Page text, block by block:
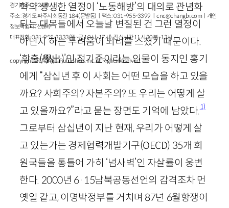
혁의 생생한 열정이 ‘노동해방’의 대의로 관념화
되는 대목들에서 오늘날 변질된 건 그런 열정이
아닌지 하는 두려움이 뇌리를 스쳤기 때문이다.
‘학출(學出)’인 정기준이라는 인물이 동지인 홍기
에게 “삼십년 후 이 사회는 어떤 모습을 하고 있을
까요? 사회주의? 자본주의? 또 우리는 어떻게 살
고 있을까요?”라고 묻는 장면도 기억에 남았다.1)
그로부터 삼십년이 지난 현재, 우리가 어떻게 살
고 있는가는 경제협력개발기구(OECD) 35개 회
원국들을 통틀어 가히 ‘넘사벽’인 자살률이 웅변
한다. 2000년 6· 15남북공동선언의 감격조차 먼
옛일 같고, 이명박정부를 거치며 87년 6월항쟁이
경기파주-1928호
주소 : 경기도 파주시 회동길 184(문발동)ㅣ팩스 : 031-955-3399 ㅣcnc@changbi.com ㅣ개인
정보책임자 : 신문수
대표전화 : 031-955-3333(월~금 10시~17시), 점심시간 11시 30분~13시
copyright © Changbi Publishers, inc. All Rights Reserved.